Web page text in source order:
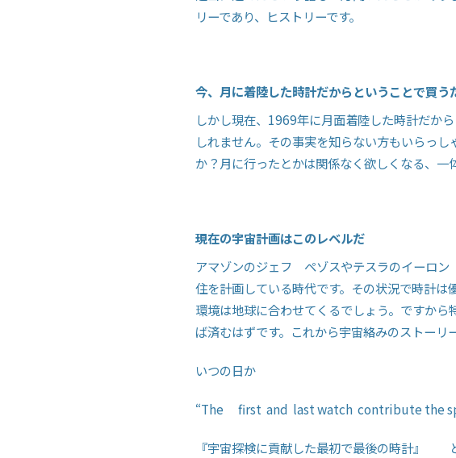
リーであり、ヒストリーです。
今、月に着陸した時計だからということで買う
しかし現在、 1969年に月面着陸した時計だか
しれません。その事実を知らない方もいらっ
か？月に行ったとかは関係なく欲しくなる、一
現在の宇宙計画はこのレベルだ
アマゾンのジェフ ペゾスやテスラのイーロ
住を計画している時代です。その状況で時計
環境は地球に合わせてくるでしょう。ですか
ば済むはずです。これから宇宙絡みのストーリ
いつの日か
“The first and last watch contribute the
『宇宙探検に貢献した最初で最後の時計』